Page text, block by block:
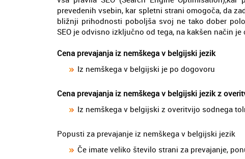
prevedenih vsebin, kar spletni strani omogoča, da
bližnji prihodnosti poboljša svoj ne tako dober
SEO je odvisno izključno od tega, na kakšen način
Cena prevajanja iz nemškega v belgijski jezik
Iz nemškega v belgijski je po dogovoru
Cena prevajanja iz nemškega v belgijski jezik z
Iz nemškega v belgijski z overitvijo sodnega
Popusti za prevajanje iz nemškega v belgijski jezik
Če imate veliko število strani za prevajanje,